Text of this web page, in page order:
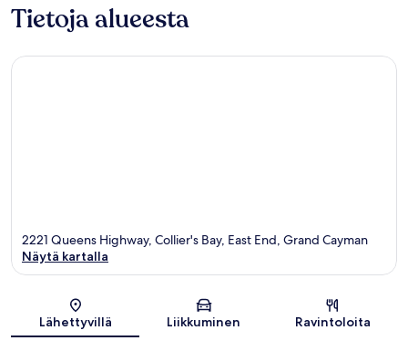
Tietoja alueesta
Kartta
2221 Queens Highway, Collier's Bay, East End, Grand Cayman
Näytä kartalla
Lähettyvillä Liikkuminen Ravintoloita